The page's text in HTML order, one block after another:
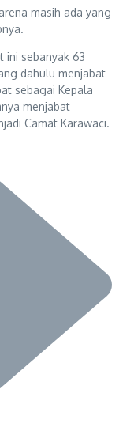
masih ada yang
ini sebanyak 63
dahulu menjabat
sebagai Kepala
menjabat
Camat Karawaci.